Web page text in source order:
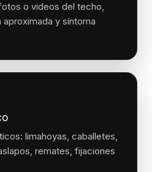
o videos del techo,
y síntoma
limahoyas, caballetes,
remates, fijaciones